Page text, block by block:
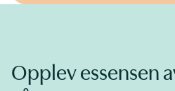
Opplev essensen